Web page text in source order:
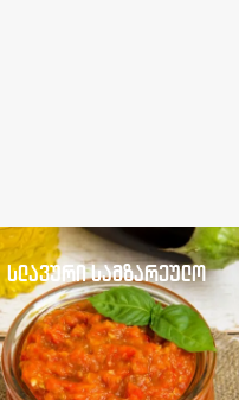
სლავური სამზარეულო